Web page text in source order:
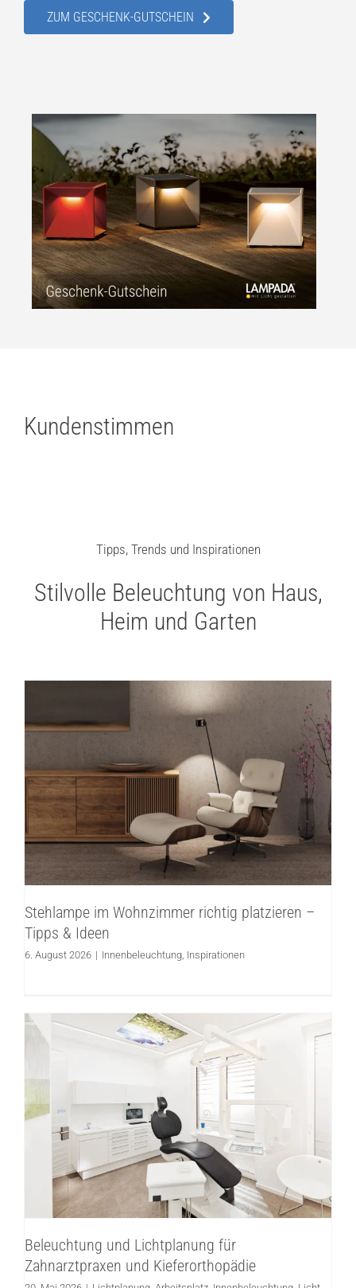
ZUM GESCHENK-GUTSCHEIN
Kundenstimmen
Tipps, Trends und Inspirationen
Stilvolle Beleuchtung von Haus,
Heim und Garten
Stehlampe im Wohnzimmer richtig
platzieren – Tipps & Ideen
Innenbeleuchtung Inspirationen
Stehlampe im Wohnzimmer richtig platzieren –
Tipps & Ideen
6. August 2026 | Innenbeleuchtung, Inspirationen
Beleuchtung und Lichtplanung für
Zahnarztpraxen und Kieferorthopädie
Lichtplanung Arbeitsplatz Innenbeleuchtung
planen
Beleuchtung und Lichtplanung für
Zahnarztpraxen und Kieferorthopädie